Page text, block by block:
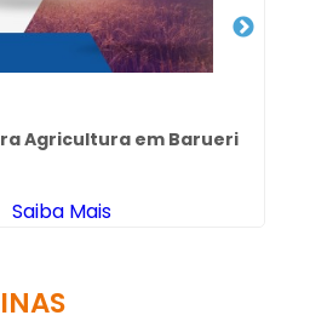
Agricultura em Barueri
Saiba Mais